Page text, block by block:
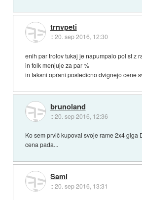
trnvpeti
::20. sep 2016, 12:30
enih par trolov tukaj je napumpalo pol st z
in folk menjuje za par %
in taksni oprani posledicno dvignejo cene
brunoland
::20. sep 2016, 12:36
Ko sem prvič kupoval svoje rame 2x4 giga
cena pada...
Sami
::20. sep 2016, 13:31